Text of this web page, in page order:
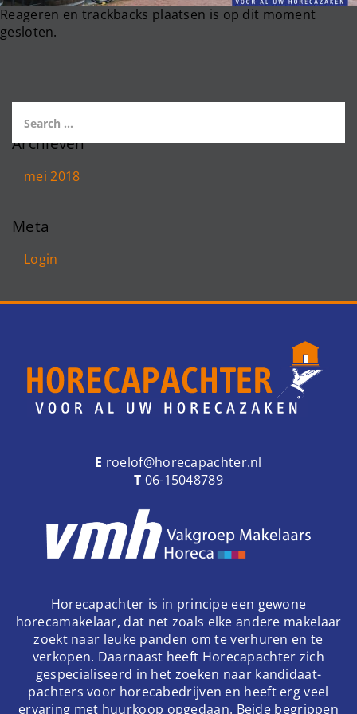
Reageren en trackbacks plaatsen is op dit moment
gesloten.
Archieven
mei 2018
Meta
Login
E roelof@horecapachter.nl
T 06-15048789
Horecapachter is in principe een gewone
horecamakelaar, dat net zoals elke andere makelaar
zoekt naar leuke panden om te verhuren en te
verkopen. Daarnaast heeft Horecapachter zich
gespecialiseerd in het zoeken naar kandidaat-
pachters voor horecabedrijven en heeft erg veel
ervaring met huurkoop opgedaan. Beide begrippen